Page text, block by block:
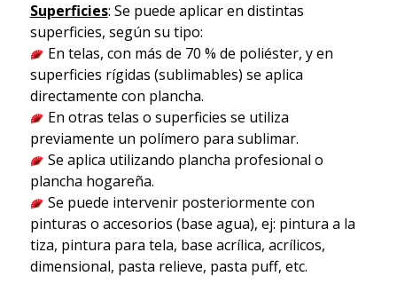
Superficies: Se puede aplicar en distintas
superficies, según su tipo:
En telas, con más de 70 % de poliéster, y en
superficies rígidas (sublimables) se aplica
directamente con plancha.
En otras telas o superficies se utiliza
previamente un polímero para sublimar.
Se aplica utilizando plancha profesional o
plancha hogareña.
Se puede intervenir posteriormente con
pinturas o accesorios (base agua), ej: pintura a la
tiza, pintura para tela, base acrílica, acrílicos,
dimensional, pasta relieve, pasta puff, etc.